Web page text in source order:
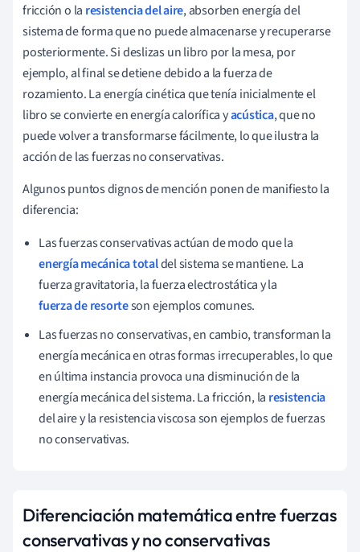
fricción o la resistencia del aire, absorben energía del
sistema de forma que no puede almacenarse y recuperarse
posteriormente. Si deslizas un libro por la mesa, por
ejemplo, al final se detiene debido a la fuerza de
rozamiento. La energía cinética que tenía inicialmente el
libro se convierte en energía calorífica yacústica, que no
puede volver a transformarse fácilmente, lo que ilustra la
acción de las fuerzas no conservativas.
Algunos puntos dignos de mención ponen de manifiesto la
diferencia:
Las fuerzas conservativas actúan de modo que la
energía mecánica totaldel sistema se mantiene. La
fuerza gravitatoria, la fuerza electrostática y la
fuerza de resorteson ejemplos comunes.
Las fuerzas no conservativas, en cambio, transforman la
energía mecánica en otras formas irrecuperables, lo que
en última instancia provoca una disminución de la
energía mecánica del sistema. La fricción, la resistencia
del aire y la resistencia viscosa son ejemplos de fuerzas
no conservativas.
Diferenciación matemática entre fuerzas
conservativas y no conservativas